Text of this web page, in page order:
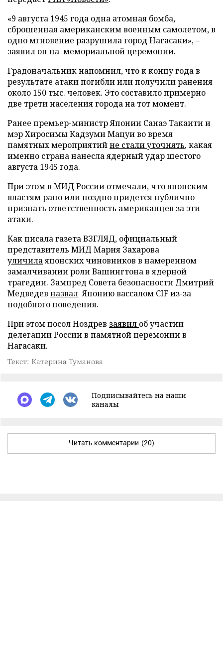
«9 августа 1945 года одна атомная бомба,
сброшенная американским военным самолетом, в
одно мгновение разрушила город Нагасаки», –
заявил он на мемориальной церемонии.
Градоначальник напомнил, что к концу года в
результате атаки погибли или получили ранения
около 150 тыс. человек. Это составило примерно
две трети населения города на тот момент.
Ранее премьер-министр Японии Санаэ Такаити и
мэр Хиросимы Кадзуми Мацуи во время
памятных мероприятийне стали уточнять, какая
именно страна нанесла ядерный удар шестого
августа 1945 года.
При этом в МИД России отмечали, что японским
властям рано или поздно придется публично
признать ответственность американцев за эти
атаки.
Как писала газета ВЗГЛЯД, официальный
представитель МИД Мария Захарова
уличилаяпонских чиновников в намеренном
замалчивании роли Вашингтона в ядерной
трагедии. Зампред Совета безопасности Дмитрий
Медведев назвал Японию вассалом CIF из-за
подобного поведения.
При этом посол Ноздрев заявил об участии
делегации России в памятной церемонии в
Нагасаки.
Текст: Катерина Туманова
Подписывайтесь на наши
каналы
Читать комментарии (20)